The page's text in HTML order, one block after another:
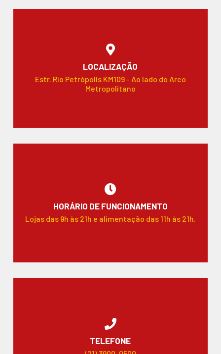
LOCALIZAÇÃO
Estr. Rio Petrópolis KM109 - Ao lado do Arco
Metropolitano
HORÁRIO DE FUNCIONAMENTO
Lojas das 9h às 21h e alimentação das 11h às 21h.
TELEFONE